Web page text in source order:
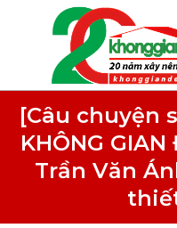
[Câu chuyện
KHÔNG
Trần Văn